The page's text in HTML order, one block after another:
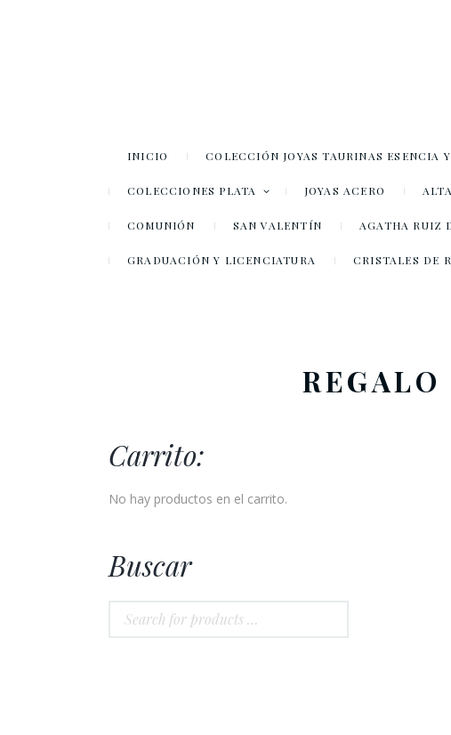
INICIO COLECCIÓN JOYAS TAURINAS ESENCIA Y
COLECCIONES PLATA JOYAS ACERO
COMUNIÓN SAN VALENTÍN AGATHA RUIZ
GRADUACIÓN Y LICENCIATURA CRISTALES DE
Carrito:
No hay productos en el carrito.
Buscar